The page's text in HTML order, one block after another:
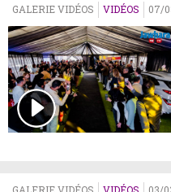
GALERIE VIDÉOS VIDÉOS 07/